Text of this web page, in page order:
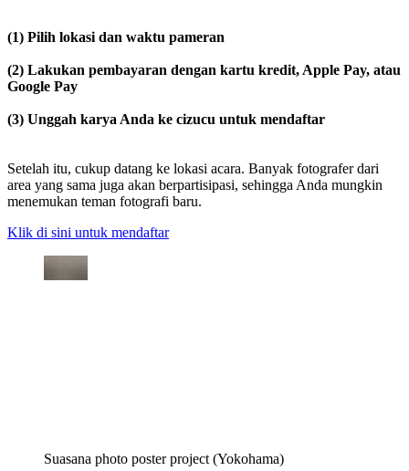
(1) Pilih lokasi dan waktu pameran
(2) Lakukan pembayaran dengan kartu kredit, Apple Pay, atau
Google Pay
(3) Unggah karya Anda ke cizucu untuk mendaftar
Setelah itu, cukup datang ke lokasi acara. Banyak fotografer dari
area yang sama juga akan berpartisipasi, sehingga Anda mungkin
menemukan teman fotografi baru.
Klik di sini untuk mendaftar
Suasana photo poster project (Yokohama)